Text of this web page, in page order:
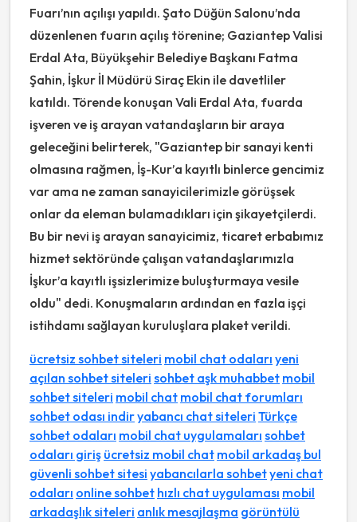
Fuarı’nın açılışı yapıldı. Şato Düğün Salonu’nda
düzenlenen fuarın açılış törenine; Gaziantep Valisi
Erdal Ata, Büyükşehir Belediye Başkanı Fatma
Şahin, İşkur İl Müdürü Siraç Ekin ile davetliler
katıldı. Törende konuşan Vali Erdal Ata, fuarda
işveren ve iş arayan vatandaşların bir araya
geleceğini belirterek, "Gaziantep bir sanayi kenti
olmasına rağmen, İş-Kur’a kayıtlı binlerce gencimiz
var ama ne zaman sanayicilerimizle görüşsek
onlar da eleman bulamadıkları için şikayetçilerdi.
Bu bir nevi iş arayan sanayicimiz, ticaret erbabımız
hizmet sektöründe çalışan vatandaşlarımızla
İşkur’a kayıtlı işsizlerimize buluşturmaya vesile
oldu" dedi. Konuşmaların ardından en fazla işçi
istihdamı sağlayan kuruluşlara plaket verildi.
ücretsiz sohbet siteleri mobil chat odaları yeni
açılan sohbet siteleri sohbet aşk muhabbet mobil
sohbet siteleri mobil chat mobil chat forumları
sohbet odası indiryabancı chat siteleri Türkçe
sohbet odaları mobil chat uygulamaları sohbet
odaları giriş ücretsiz mobil chat mobil arkadaş bul
güvenli sohbet sitesi yabancılarla sohbetyeni chat
odaları online sohbet hızlı chat uygulaması mobil
arkadaşlık siteleri anlık mesajlaşma görüntülü